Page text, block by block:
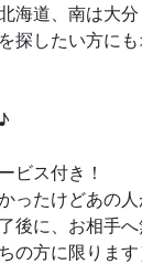
海道、南は大分
探したい方に
ビス付き！
ったけどあの人
後に、お相手
の方に限ります